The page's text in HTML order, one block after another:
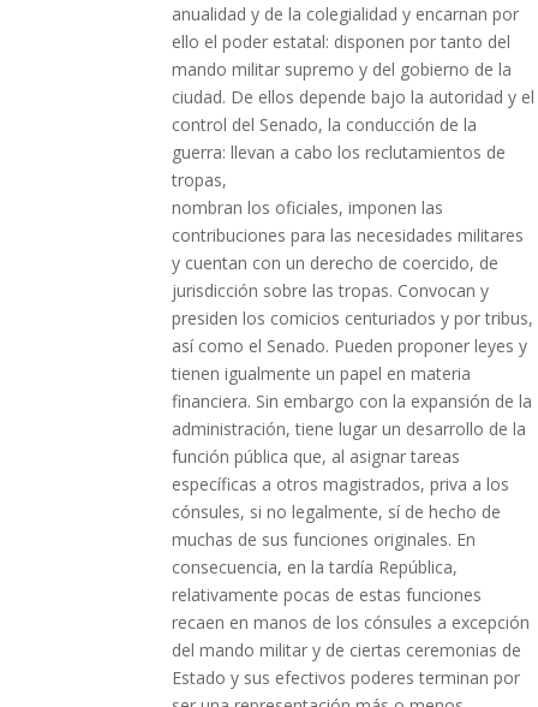
anualidad y de la colegialidad y encarnan por
ello el poder estatal: disponen por tanto del
mando militar supremo y del gobierno de la
ciudad. De ellos depende bajo la autoridad y el
control del Senado, la conducción de la
guerra: llevan a cabo los reclutamientos de
tropas,
nombran los oficiales, imponen las
contribuciones para las necesidades militares
y cuentan con un derecho de coercido, de
jurisdicción sobre las tropas. Convocan y
presiden los comicios centuriados y por tribus,
así como el Senado. Pueden proponer leyes y
tienen igualmente un papel en materia
financiera. Sin embargo con la expansión de la
administración, tiene lugar un desarrollo de la
función pública que, al asignar tareas
específicas a otros magistrados, priva a los
cónsules, si no legalmente, sí de hecho de
muchas de sus funciones originales. En
consecuencia, en la tardía República,
relativamente pocas de estas funciones
recaen en manos de los cónsules a excepción
del mando militar y de ciertas ceremonias de
Estado y sus efectivos poderes terminan por